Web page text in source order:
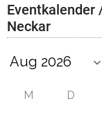
Eventkalender
Neckar
M D